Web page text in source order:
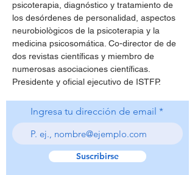
psicoterapia, diagnóstico y tratamiento de
los desórdenes de personalidad, aspectos
neurobiològicos de la psicoterapia y la
medicina psicosomática. Co-director de de
dos revistas científicas y miembro de
numerosas asociaciones científicas.
Presidente y oficial ejecutivo de ISTFP.
Ingresa tu dirección de email
Suscribirse